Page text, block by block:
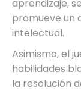
aprendizaje,
promueve un
intelectual.
Asimismo, el
habilidades
la resolución